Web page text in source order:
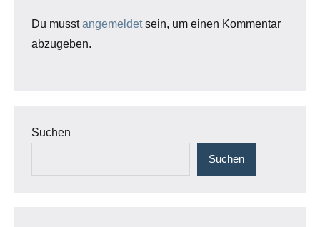
Du musstangemeldetsein, um einen Kommentar
abzugeben.
Suchen
Suchen